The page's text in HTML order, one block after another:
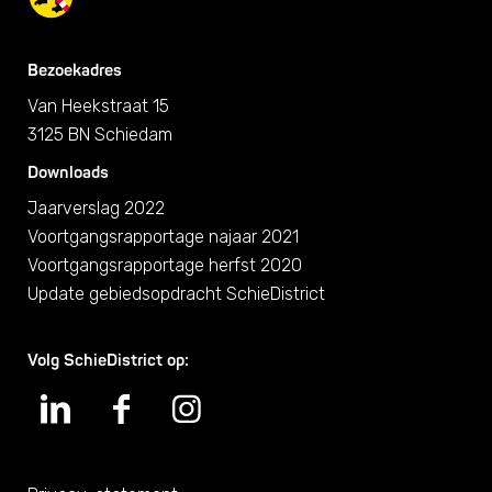
Bezoekadres
Van Heekstraat 15
3125 BN Schiedam
Downloads
Jaarverslag 2022
Voortgangsrapportage najaar 2021
Voortgangsrapportage herfst 2020
Update gebiedsopdracht SchieDistrict
Volg SchieDistrict op: